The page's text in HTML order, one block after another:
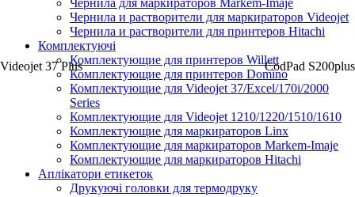
Чернила для маркираторов Markem-Imaje
Чернила и растворители для маркираторов Videojet
Чернила и растворители для принтеров Hitachi
Комплектуючі
Комплектующие для принтеров Willett
Комплектующие для принтеров Domino
Комплектующие для Videojet 37/Excel/170i/2000
Series
Комплектующие для Videojet 1210/1220/1510/1610
Комплектующие для маркираторов Linx
Комплектующие для маркираторов Markem-Imaje
Комплектующие для маркираторов Hitachi
Аплікатори етикеток
Друкуючі головки для термодруку
Videojet 37 Plus CodPad S200plus